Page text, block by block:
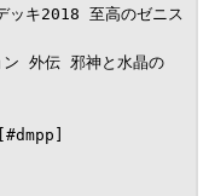
キ2018 至高のゼニス
外伝 邪神と水晶の